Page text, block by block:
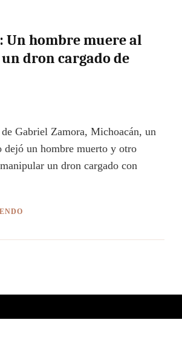
Un hombre muere al
dron cargado de
Gabriel Zamora, Michoacán, un
dejó un hombre muerto y otro
un dron cargado con